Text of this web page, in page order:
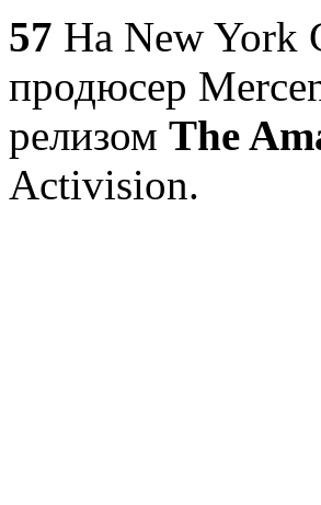
57 На New York
продюсер
релизом The
Activision.